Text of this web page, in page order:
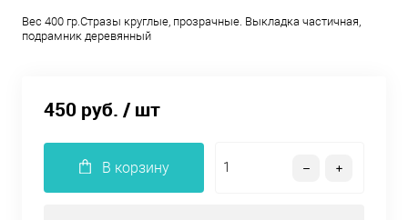
Вес 400 гр.Стразы круглые, прозрачные. Выкладка частичная,
подрамник деревянный
450 руб. / шт
В корзину